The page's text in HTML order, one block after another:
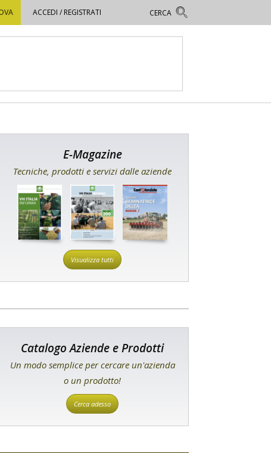
ACCEDI / REGISTRATI
E-Magazine
Tecniche, prodotti e servizi dalle aziende
Visualizza tutti
Catalogo Aziende e Prodotti
Un modo semplice per cercare un'azienda
o un prodotto!
Cerca adesso